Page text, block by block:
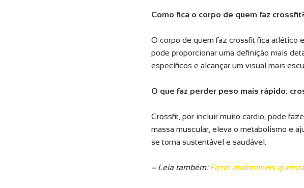
Como fica o corpo de quem faz
O corpo de quem faz crossfit fica atlético
pode proporcionar uma definição mais
específicos e alcançar um visual mais
O que faz perder peso mais rápido:
Crossfit, por incluir muito cardio, pode
massa muscular, eleva o metabolismo e
se torna sustentável e saudável.
– Leia também:Fazer abdominais